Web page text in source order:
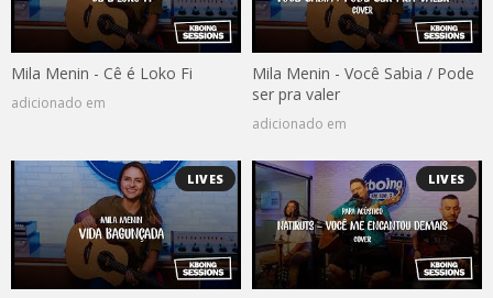
Mila Menin - Cê é Loko Fi
adicionado em
Mila Menin - Você Sabia / Pode
ser pra valer
adicionado em
LIVES LIVES